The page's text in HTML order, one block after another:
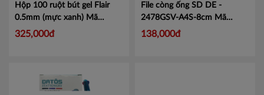
Hộp 100 ruột bút gel Flair
0.5mm (mực xanh) Mã
VTFL0018
325,000đ
File còng ống SD DE -
2478GSV-A4S-8cm Mã
KJ2478
138,000đ